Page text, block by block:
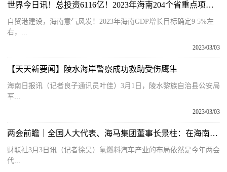
世界今日讯！总投资6116亿！2023年海南204个省重点项目清单来了！（收藏）
自贸港建设，海南意气风发！2023年海南GDP增长目标确定9 5%左
右，...
2023/03/03
【天天新要闻】陵水海岸警察成功救助受伤鹰隼
海南日报讯（记者良子通讯员叶佳）3月1日，陵水黎族自治县公安局
军...
2023/03/03
两会前瞻｜全国人大代表、海马集团董事长景柱：在海南推广氢燃料电池乘用车具比较优势
财联社3月3日讯（记者徐昊）氢燃料汽车产业的布局依然是今年两会
代...